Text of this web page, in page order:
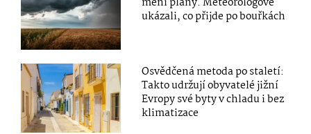
ukázali, co přijde po bouřkách
Osvědčená metoda po staletí:
Takto udržují obyvatelé jižní
Evropy své byty v chladu i bez
klimatizace